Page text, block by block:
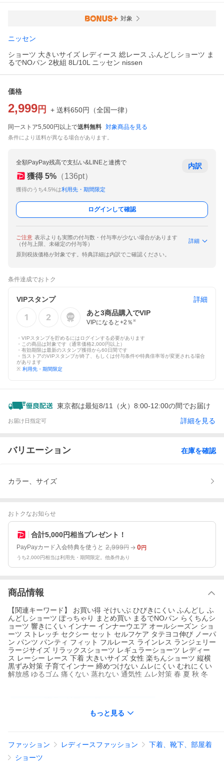
対象
ニッセン
ショーツ 大きいサイズ レディース 総レース ふんどしショーツ ま
るでNOパン 2枚組 8L/10L ニッセン nissen
価格
2,999 円 + 送料650円 （全国一律）
同一ストア5,500円以上で送料無料 対象商品を見る
条件により送料が異なる場合があります。
全額PayPay残高で支払い&LINEと連携で
獲得 5% （136pt）
獲得のうち4.5%は利用先・期間限定
内訳
ログインして確認
ご注意 表示よりも実際の付与数・付与率が少ない場合があります
（付与上限、未確定の付与等）
詳細
原則税抜価格が対象です。特典詳細は内訳でご確認ください。
条件達成でおトク
VIPスタンプ
詳細
あと3商品購入でVIP
VIPになると+2 ％ ※
・VIPスタンプを貯めるにはログインする必要があります
・この商品は対象です（通常価格2,000円以上）
・有効期限は最新のスタンプ獲得から60日間です
・当ストアのVIPスタンプが終了、もしくは付与条件や特典倍率等が変更される場合
があります
※ 利用先・期間限定
東京都は最短8/11（火）8:00-12:00の間でお届け
お届け日指定可 詳細を見る
バリエーション 在庫を確認
カラー、サイズ
おトクなお知らせ
合計5,000円相当プレゼント！
PayPayカード入会特典を使うと 2,999円 0円
うち2,000円相当は利用先・期間限定。他条件あり
商品情報
【関連キーワード】 お買い得 そけいぶ ひびきにくい ふんどし ふ
んどしショーツ ぽっちゃり まとめ買い まるでNOパン らくちんシ
ョーツ 響きにくい インナー インナーウエア オールシーズン ショ
ーツ ストレッチ セクシー セット セルフケア タテヨコ伸び ノーパ
ン パンツ パンティ フィット フルレース ラインレス ランジェリー
ラージサイズ リラックスショーツ レギュラーショーツ レディー
ス レーシー レース 下着 大きいサイズ 女性 楽ちんショーツ 縦横
黒ずみ対策 子育てインナー 締めつけない ムレにくい むれにくい
解放感 ゆるゴム 痛くない 蒸れない 通気性 ムレ対策 春 夏 秋 冬
スタンダードショーツ(S~M〜LL~3L)はこちら
スタンタードショーツ(4L~5L〜6L)はこちら
スタンタードショーツ(4L〜6L)はこちら
もっと見る
ファッション レディースファッション
下着、靴下、部屋着
ショーツ